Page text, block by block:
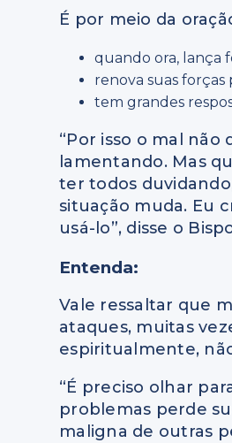
É por meio da
quando ora, lança
renova suas
tem grandes
“Por isso o mal
lamentando. Mas
ter todos
situação muda. Eu
usá-lo”, disse o
Entenda:
Vale ressaltar que
ataques, muitas
espiritualmente,
“É preciso olhar
problemas perde
maligna de outras